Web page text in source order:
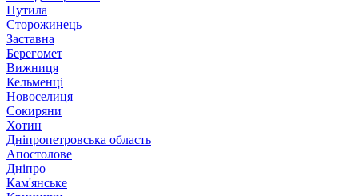
Путила
Сторожинець
Заставна
Берегомет
Вижниця
Кельменці
Новоселиця
Сокиряни
Хотин
Дніпропетровська область
Апостолове
Дніпро
Кам'янське